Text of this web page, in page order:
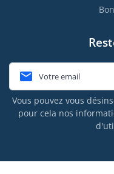

Vous pouvez vous
pour cela nos